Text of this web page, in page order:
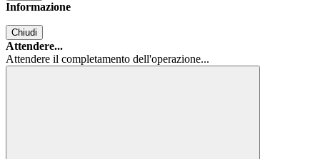
Informazione
Chiudi
Attendere...
Attendere il completamento dell'operazione...